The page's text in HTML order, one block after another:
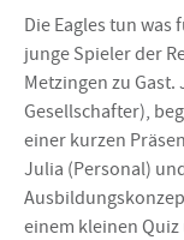
Die Eagles tun
junge Spieler der
Metzingen zu
Gesellschafter),
einer kurzen
Julia (Personal)
einem kleinen Quiz